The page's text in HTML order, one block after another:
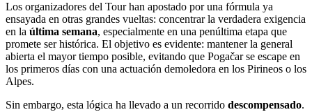
Los organizadores del Tour han apostado por una fórmula ya
ensayada en otras grandes vueltas: concentrar la verdadera exigencia
en la última semana, especialmente en una penúltima etapa que
promete ser histórica. El objetivo es evidente: mantener la general
abierta el mayor tiempo posible, evitando que Pogačar se escape en
los primeros días con una actuación demoledora en los Pirineos o los
Alpes.
Sin embargo, esta lógica ha llevado a un recorrido descompensado.